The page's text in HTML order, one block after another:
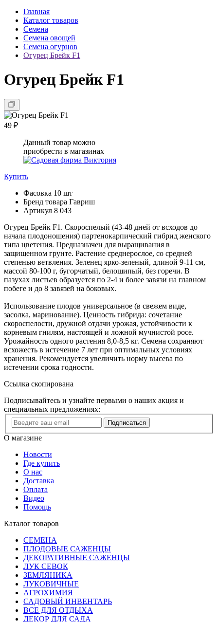
Главная
Каталог товаров
Семена
Семена овощей
Семена огурцов
Огурец Брейк F1
Огурец Брейк F1
49 ₽
Данный товар можно
приобрести в магазинах
Купить
Фасовка 10 шт
Бренд товара Гавриш
Артикул 8 043
Огурец Брейк F1. Скороспелый (43-48 дней от всходов до
начала плодоношения) партенокарпический гибрид женского
типа цветения. Предназначен для выращивания в
защищенном грунте. Растение среднерослое, со средней
степенью ветвления. Зеленец ярко-зеленый, длиной 9-11 см,
массой 80-100 г, бугорчатый, белошипый, без горечи. В
пазухах листьев образуется по 2-4 и более завязи на главном
побеге и до 8 завязей на боковых.
Использование плодов универсальное (в свежем виде,
засолка, маринование). Ценность гибрида: сочетание
скороспелости, дружной отдачи урожая, устойчивости к
корневым гнилям, настоящей и ложной мучнистой росе.
Урожайность одного растения 8,0-8,5 кг. Семена сохраняют
всхожесть в истечение 7 лет при оптимальных условиях
хранения. Рекомендуется увеличить норму высева по
истечении срока годности.
Ссылка скопирована
Подписывайтесь и узнайте первыми о наших акция и
специальных предложениях:
Подписаться
О магазине
Новости
Где купить
О нас
Доставка
Оплата
Видео
Помощь
Каталог товаров
СЕМЕНА
ПЛОДОВЫЕ САЖЕНЦЫ
ДЕКОРАТИВНЫЕ САЖЕНЦЫ
ЛУК СЕВОК
ЗЕМЛЯНИКА
ЛУКОВИЧНЫЕ
АГРОХИМИЯ
САДОВЫЙ ИНВЕНТАРЬ
ВСЕ ДЛЯ ОТДЫХА
ДЕКОР ДЛЯ САДА